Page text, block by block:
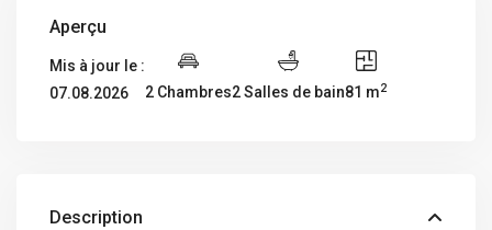
Aperçu
Mis à jour le :
07.08.2026
2 Chambres2 Salles de bain81 m2
Description